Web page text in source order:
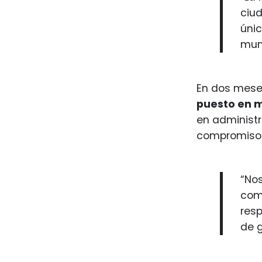
En dos
puesto en
en
de